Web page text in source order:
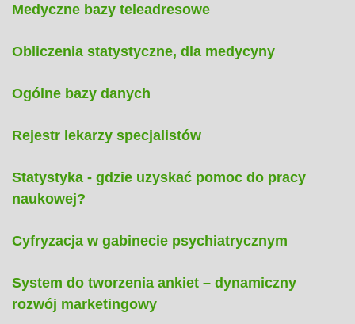
Medyczne bazy teleadresowe
Obliczenia statystyczne, dla medycyny
Ogólne bazy danych
Rejestr lekarzy specjalistów
Statystyka - gdzie uzyskać pomoc do pracy
naukowej?
Cyfryzacja w gabinecie psychiatrycznym
System do tworzenia ankiet – dynamiczny
rozwój marketingowy